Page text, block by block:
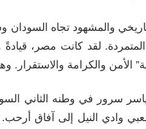
والمشهود تجاه السودان
المتمردة. لقد كانت مصر، قيادةً
الأمن والكرامة
ياسر سرور في وطنه الثاني
شعبي وادي النيل إلى آفاق